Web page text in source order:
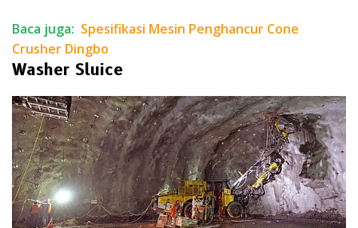
Baca juga: Spesifikasi Mesin Penghancur Cone
Crusher Dingbo
Washer Sluice